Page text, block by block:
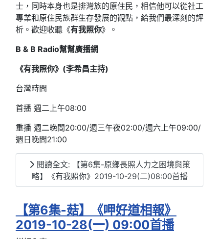
士，同時本身也是排灣族的原住民，相信他可以從社工
專業和原住民族群生存發展的觀點，給我們最深刻的評
析。歡迎收聽《有我照你》。
B & B Radio幫幫廣播網
《有我照你》(李希昌主持)
台灣時間
首播 週二上午08:00
重播 週二晚間20:00/週三午夜02:00/週六上午09:00/
週日晚間21:00
閱讀全文: 【第6集-原鄉長照人力之困境與策
略】《有我照你》2019-10-29(二)08:00首播
【第6集-菇】《呷好道相報》
2019-10-28(一) 09:00首播